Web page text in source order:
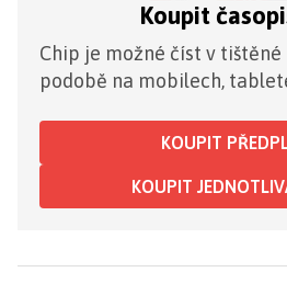
Koupit
Chip je možné číst v
podobě na mobilech,
KOUPIT
KOUPIT